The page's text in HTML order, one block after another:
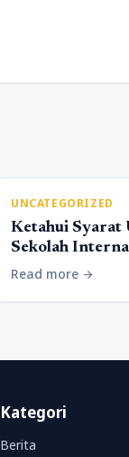
UNCATEGORIZED
Ketahui Syarat
Sekolah
Read more arrow_forward
Kategori
Berita